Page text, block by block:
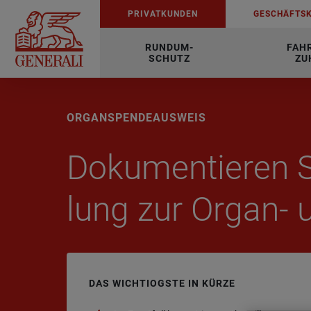
PRI­VAT­KUN­DEN
RUNDUM-
SCHUTZ
OR­GAN­SPEN­DE­AUS­WEIS
Do­ku­men­tie­ren
lung zur Organ-
DAS WICHTIOGSTE IN KÜRZE